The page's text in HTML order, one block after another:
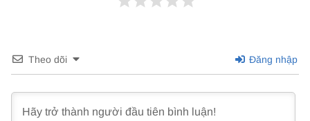
Theo dõi Đăng nhập